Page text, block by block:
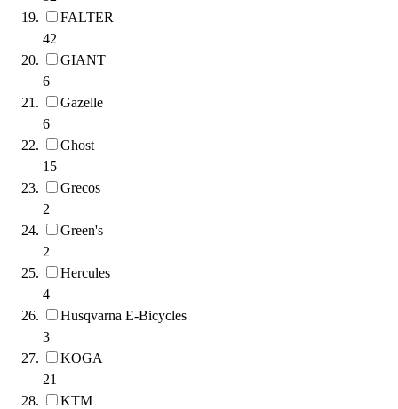
FALTER
42
GIANT
6
Gazelle
6
Ghost
15
Grecos
2
Green's
2
Hercules
4
Husqvarna E-Bicycles
3
KOGA
21
KTM